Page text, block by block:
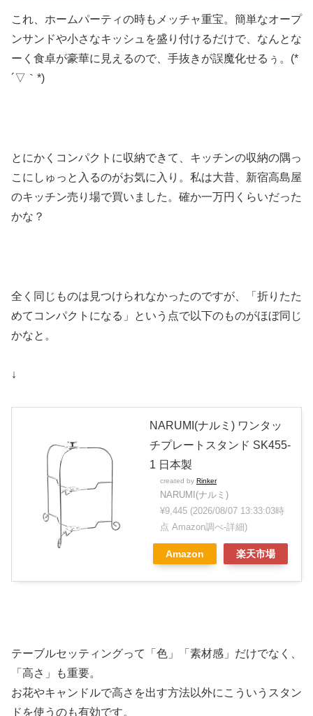
これ、ホームパーティの時もメッチャ重宝。簡単なオープ
ンサンドや小さなキッシュを盛り付けるだけで、なんとな
ーく食卓が豪華に見えるので、手抜きが誤魔化せるぅ。(*
´▽｀*)
とにかくコンパクトに収納できて、キッチンの収納の隅っ
こにしゅっと入るのがお気に入り。私は大昔、新宿高島屋
のキッチン売り場で買いました。確か一万円くらいだった
かな？
全く同じものは見つけられなかったのですが、「折りたた
めてコンパクトになる」という点で以下のものがほぼ同じ
かなと。
↓
NARUMI(ナルミ) ワンタッ
チプレートスタンド SK455-
1 日本製
created by Rinker
NARUMI(ナルミ)
¥9,445 (2026/08/07 13:33:03時
点 Amazon調べ-詳細)
Amazon 楽天市場
テーブルセッティングって「色」「素材感」だけでなく、
「高さ」も重要。
お花やキャンドルで高さを出す方法以外にこういうスタン
ドを使うのも有効です。